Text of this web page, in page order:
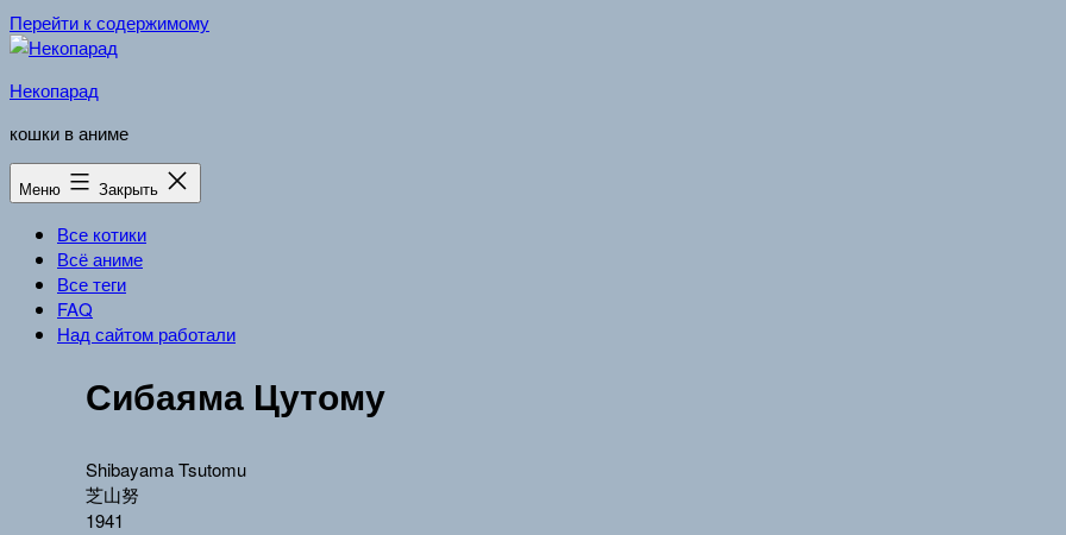
Перейти к содержимому
Некопарад
кошки в аниме
Меню Закрыть
Все котики
Всё аниме
Все теги
FAQ
Над сайтом работали
Сибаяма Цутому
Shibayama Tsutomu
芝山努
1941